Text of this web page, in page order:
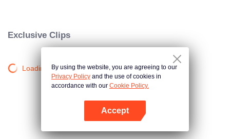
Exclusive Clips
Loading…By using the website, you are agreeing to our
Privacy Policy and the use of cookies in
accordance with our Cookie Policy.
Accept